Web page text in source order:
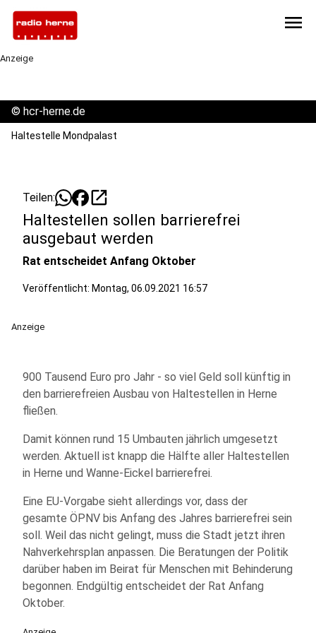
menu
Anzeige
© hcr-herne.de
Haltestelle Mondpalast
Teilen: open_in_new
Haltestellen sollen barrierefrei
ausgebaut werden
Rat entscheidet Anfang Oktober
Veröffentlicht: Montag, 06.09.2021 16:57
Anzeige
900 Tausend Euro pro Jahr - so viel Geld soll künftig in
den barrierefreien Ausbau von Haltestellen in Herne
fließen.
Damit können rund 15 Umbauten jährlich umgesetzt
werden. Aktuell ist knapp die Hälfte aller Haltestellen
in Herne und Wanne-Eickel barrierefrei.
Eine EU-Vorgabe sieht allerdings vor, dass der
gesamte ÖPNV bis Anfang des Jahres barrierefrei sein
soll. Weil das nicht gelingt, muss die Stadt jetzt ihren
Nahverkehrsplan anpassen. Die Beratungen der Politik
darüber haben im Beirat für Menschen mit Behinderung
begonnen. Endgültig entscheidet der Rat Anfang
Oktober.